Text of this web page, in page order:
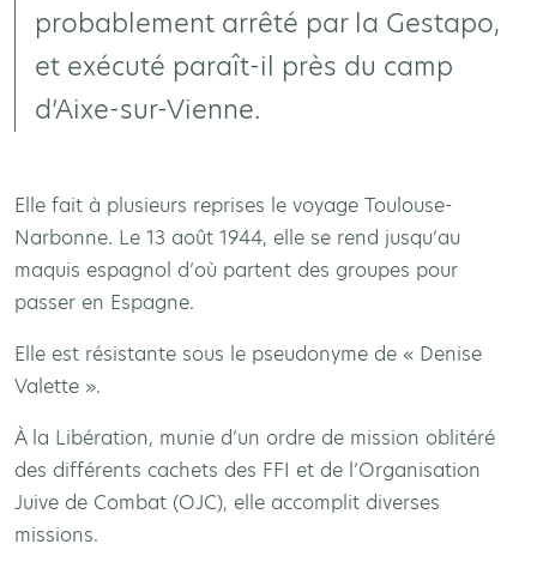
probablement arrêté par la Gestapo,
et exécuté paraît-il près du camp
d’Aixe-sur-Vienne.
Elle fait à plusieurs reprises le voyage Toulouse-
Narbonne. Le 13 août 1944, elle se rend jusqu’au
maquis espagnol d’où partent des groupes pour
passer en Espagne.
Elle est résistante sous le pseudonyme de « Denise
Valette ».
À la Libération, munie d’un ordre de mission oblitéré
des différents cachets des FFI et de l’Organisation
Juive de Combat (OJC), elle accomplit diverses
missions.